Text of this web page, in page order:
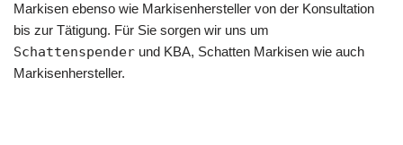
Markisen ebenso wie Markisenhersteller von der Konsultation
bis zur Tätigung. Für Sie sorgen wir uns um
Schattenspender und KBA, Schatten Markisen wie auch
Markisenhersteller.